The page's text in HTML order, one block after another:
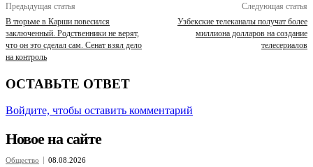
Предыдущая статья
В тюрьме в Карши повесился
заключенный. Родственники не верят,
что он это сделал сам. Сенат взял дело
на контроль
Следующая статья
Узбекские телеканалы получат более
миллиона долларов на создание
телесериалов
ОСТАВЬТЕ ОТВЕТ
Войдите, чтобы оставить комментарий
Новое на сайте
Общество 08.08.2026